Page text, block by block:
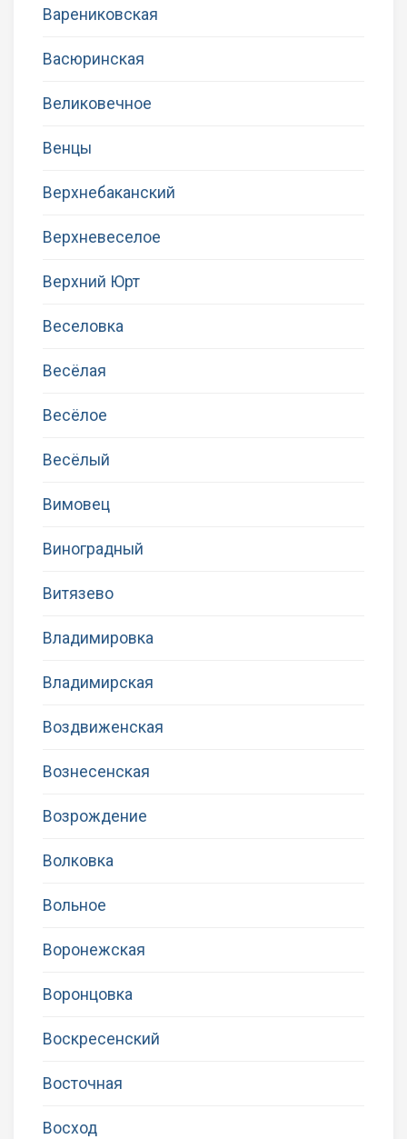
Варениковская
Васюринская
Великовечное
Венцы
Верхнебаканский
Верхневеселое
Верхний Юрт
Веселовка
Весёлая
Весёлое
Весёлый
Вимовец
Виноградный
Витязево
Владимировка
Владимирская
Воздвиженская
Вознесенская
Возрождение
Волковка
Вольное
Воронежская
Воронцовка
Воскресенский
Восточная
Восход